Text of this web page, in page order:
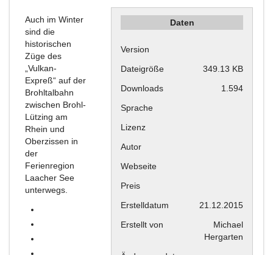
Auch im Winter
sind die
historischen
Züge des
„Vulkan-
Expreß“ auf der
Brohltalbahn
zwischen Brohl-
Lützing am
Rhein und
Oberzissen in
der
Ferienregion
Laacher See
unterwegs.
Daten
Version
Dateigröße
349.13 KB
Downloads
1.594
Sprache
Lizenz
Autor
Webseite
Preis
Erstelldatum
21.12.2015
Erstellt von
Michael
Hergarten